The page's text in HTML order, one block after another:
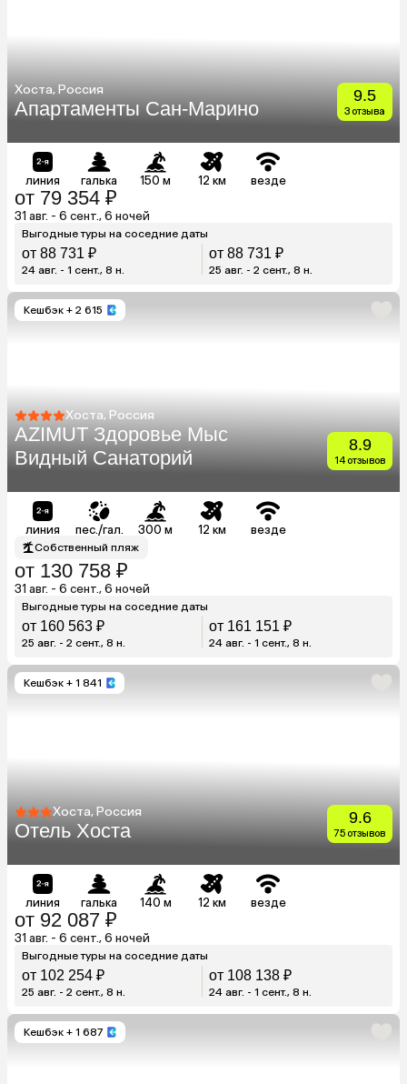
Хоста, Россия
Апартаменты Сан-Марино
9.5
3 отзыва
линия галька 150 м 12 км везде
от 79 354 ₽
31 авг. - 6 сент., 6 ночей
Выгодные туры на соседние даты
от 88 731 ₽
24 авг. - 1 сент., 8 н.
от 88 731 ₽
25 авг. - 2 сент., 8 н.
Кешбэк + 2 615
Хоста, Россия
AZIMUT Здоровье Мыс
Видный Санаторий
8.9
14 отзывов
линия пес./гал. 300 м 12 км везде
Собственный пляж
от 130 758 ₽
31 авг. - 6 сент., 6 ночей
Выгодные туры на соседние даты
от 160 563 ₽
25 авг. - 2 сент., 8 н.
от 161 151 ₽
24 авг. - 1 сент., 8 н.
Кешбэк + 1 841
Хоста, Россия
Отель Хоста
9.6
75 отзывов
линия галька 140 м 12 км везде
от 92 087 ₽
31 авг. - 6 сент., 6 ночей
Выгодные туры на соседние даты
от 102 254 ₽
25 авг. - 2 сент., 8 н.
от 108 138 ₽
24 авг. - 1 сент., 8 н.
Кешбэк + 1 687